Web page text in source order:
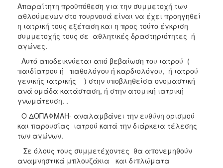
Απαραίτητη προϋπόθεση για την συμμετοχή των
αθλούμενων στο τουρνουά είναι να έχει προηγηθεί
η ιατρική τους εξέταση και η προς τούτο έγκριση
συμμετοχής τους σε αθλητικές δραστηριότητες ή
αγώνες.
Αυτό αποδεικνύεται από βεβαίωση του ιατρού (
παιδίατρου ή παθολόγου ή καρδιολόγου, ή ιατρού
γενικής ιατρικής ) στην υποβληθείσα ονομαστική
ανά ομάδα κατάσταση, ή στην ατομική ιατρική
γνωμάτευση. .
Ο ΔΟΠΑΦΜΑΗ- αναλαμβάνει την ευθύνη ορισμού
και παρουσίας ιατρού κατά την διάρκεια τέλεσης
των αγώνων.
Σε όλους τους συμμετέχοντες θα απονεμηθούν
αναμνηστικά μπλουζάκια και διπλώματα